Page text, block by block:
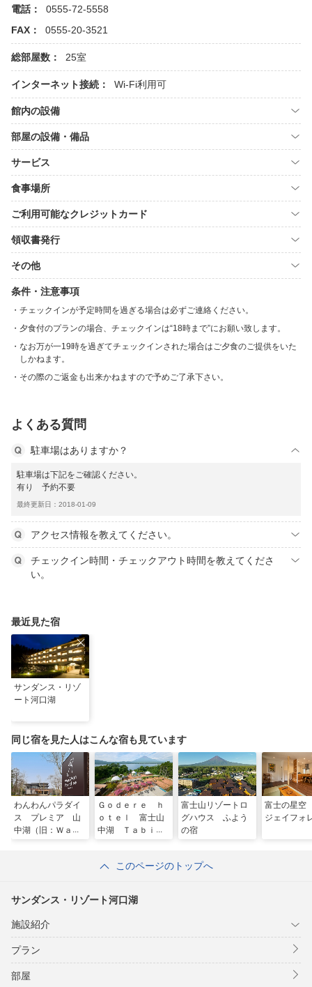
電話：
0555-72-5558
FAX：
0555-20-3521
総部屋数： 25室
インターネット接続： Wi-Fi利用可
館内の設備
部屋の設備・備品
サービス
食事場所
ご利用可能なクレジットカード
領収書発行
その他
条件・注意事項
チェックインが予定時間を過ぎる場合は必ずご連絡ください。
夕食付のプランの場合、チェックインは“18時まで”にお願い致します。
なお万が一19時を過ぎてチェックインされた場合はご夕食のご提供をいた
しかねます。
その際のご返金も出来かねますので予めご了承下さい。
よくある質問
駐車場はありますか？
駐車場は下記をご確認ください。
有り 予約不要
最終更新日：2018-01-09
アクセス情報を教えてください。
チェックイン時間・チェックアウト時間を教えてくださ
い。
最近見た宿
サンダンス・リゾ
ート河口湖
同じ宿を見た人はこんな宿も見ています
わんわんパラダイ
ス プレミア 山
中湖（旧：Ｗａ
Ｇｏｄｅｒｅ ｈ
ｏｔｅｌ 富士山
中湖 Ｔａｂｉｓ
富士山リゾートロ
グハウス ふよう
の宿
富士の星
ジェイフォ
このページのトップへ
サンダンス・リゾート河口湖
施設紹介
プラン
部屋